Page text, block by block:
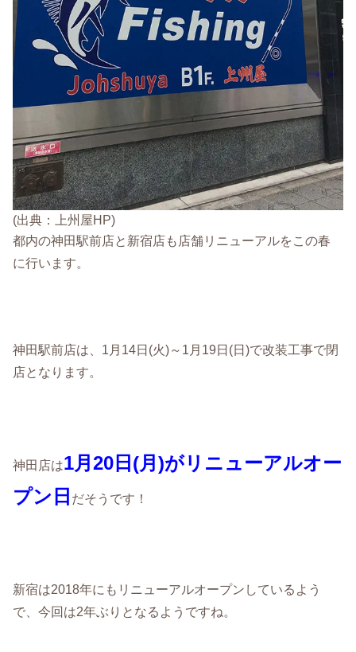
(出典：上州屋HP)
都内の神田駅前店と新宿店も店舗リニューアルをこの春
に行います。
神田駅前店は、1月14日(火)～1月19日(日)で改装工事で閉
店となります。
神田店は1月20日(月)がリニューアルオー
プン日 だそうです！
新宿は2018年にもリニューアルオープンしているよう
で、今回は2年ぶりとなるようですね。